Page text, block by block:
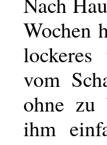
Wochen
lockeres
vom
ohne zu
ihm